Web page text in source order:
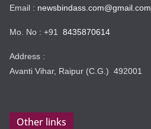
Email : newsbindass.com@gmail.com
Mo. No : +91 8435870614
Address :
Avanti Vihar, Raipur (C.G.) 492001
Other links